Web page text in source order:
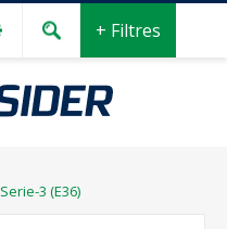
+ Filtres
Serie-3 (E36)